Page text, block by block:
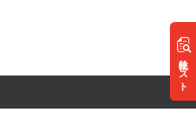
リスト